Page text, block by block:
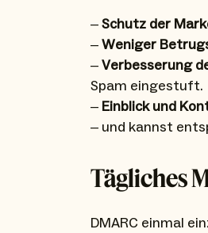
–Schutz der
–Weniger
–Verbesserung
Spam eingestuft.
– Einblick und
– und kannst
Tägliches
DMARC einmal